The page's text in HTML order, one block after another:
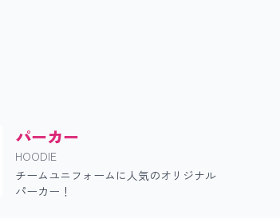
パーカー
HOODIE
チームユニフォームに人気のオリジナル
パーカー！